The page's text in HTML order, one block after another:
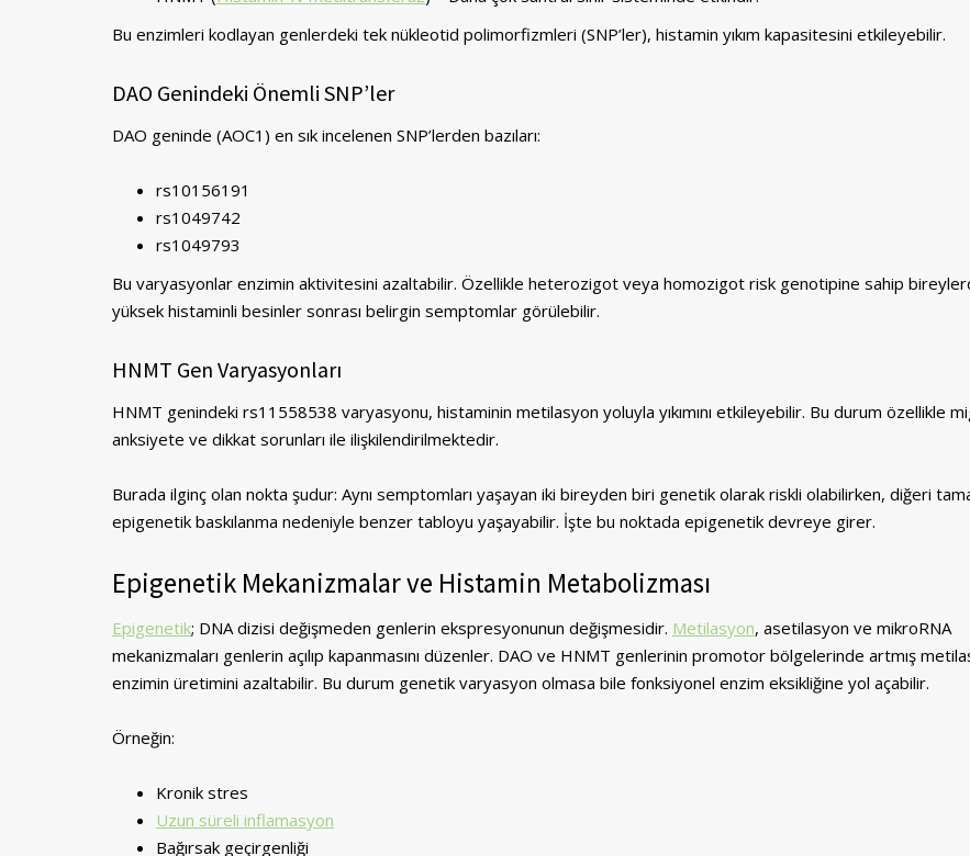
Bu enzimleri kodlayan genlerdeki tek nükleotid polimorfizmleri (SNP’ler), histamin yıkım kapasitesini etkileyebilir.
DAO Genindeki Önemli SNP’ler
DAO geninde (AOC1) en sık incelenen SNP’lerden bazıları:
rs10156191
rs1049742
rs1049793
Bu varyasyonlar enzimin aktivitesini azaltabilir. Özellikle heterozigot veya homozigot risk genotipine sahip
yüksek histaminli besinler sonrası belirgin semptomlar görülebilir.
HNMT Gen Varyasyonları
HNMT genindeki rs11558538 varyasyonu, histaminin metilasyon yoluyla yıkımını etkileyebilir. Bu durum özellikle
anksiyete ve dikkat sorunları ile ilişkilendirilmektedir.
Burada ilginç olan nokta şudur: Aynı semptomları yaşayan iki bireyden biri genetik olarak riskli olabilirken, diğeri
epigenetik baskılanma nedeniyle benzer tabloyu yaşayabilir. İşte bu noktada epigenetik devreye girer.
Epigenetik Mekanizmalar ve Histamin Metabolizması
Epigenetik; DNA dizisi değişmeden genlerin ekspresyonunun değişmesidir. Metilasyon, asetilasyon ve mikroRNA
mekanizmaları genlerin açılıp kapanmasını düzenler. DAO ve HNMT genlerinin promotor bölgelerinde artmış
enzimin üretimini azaltabilir. Bu durum genetik varyasyon olmasa bile fonksiyonel enzim eksikliğine yol açabilir.
Örneğin:
Kronik stres
Uzun süreli inflamasyon
Bağırsak geçirgenliği